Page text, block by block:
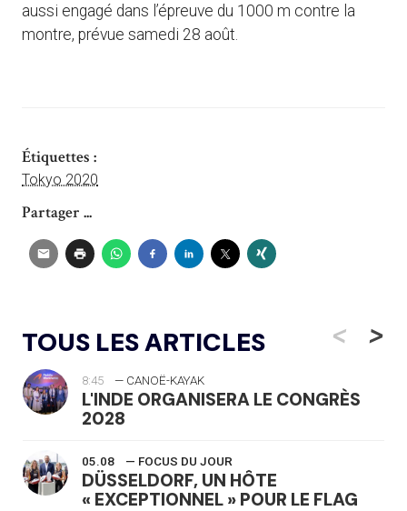
aussi engagé dans l’épreuve du 1000 m contre la
montre, prévue samedi 28 août.
Étiquettes :
Tokyo 2020
Partager ...
TOUS LES ARTICLES <
8:45 — CANOË-KAYAK
L'INDE ORGANISERA LE CONGRÈS
2028
05.08 — FOCUS DU JOUR
DÜSSELDORF, UN HÔTE
« EXCEPTIONNEL » POUR LE FLAG
>